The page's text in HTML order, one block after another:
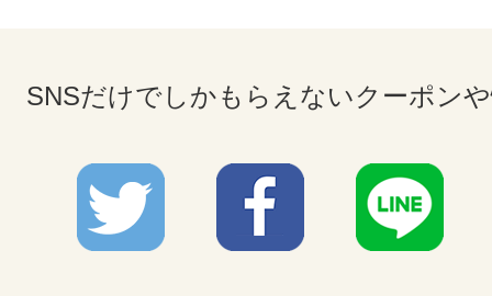
SNSだけでしかもらえないクーポン